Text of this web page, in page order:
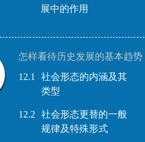
展中的作用
怎样看待历史发展的基本趋势
12.1
社会形态的内涵及其
类型
12.2
社会形态更替的一般
规律及特殊形式